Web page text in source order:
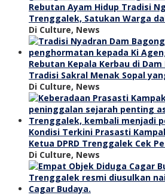
Rebutan Ayam Hidup Tradisi
Trenggalek, Satukan Warga
Di Culture, News
Rebutan Kepala Kerbau di
Tradisi Sakral Menak Sopal
Di Culture, News
Kondisi Terkini Prasasti
Ketua DPRD Trenggalek Cek
Di Culture, News